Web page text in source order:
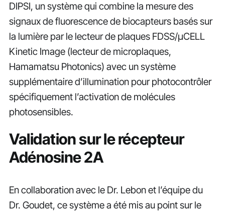
DIPSI, un système qui combine la mesure des
signaux de fluorescence de biocapteurs basés sur
la lumière par le lecteur de plaques FDSS/µCELL
Kinetic Image (lecteur de microplaques,
Hamamatsu Photonics) avec un système
supplémentaire d’illumination pour photocontrôler
spécifiquement l’activation de molécules
photosensibles.
Validation sur le récepteur
Adénosine 2A
En collaboration avec le Dr. Lebon et l’équipe du
Dr. Goudet, ce système a été mis au point sur le